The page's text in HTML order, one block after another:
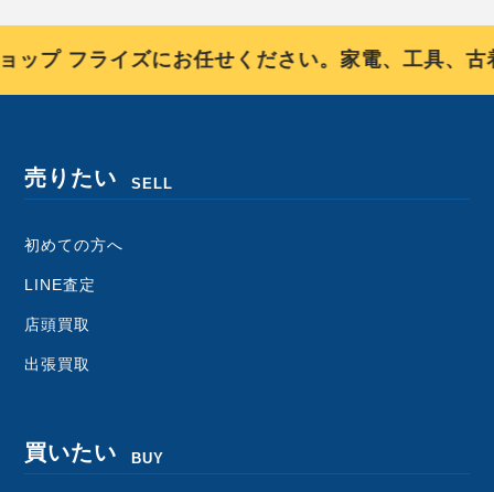
フライズにお任せください。家電、工具、古
売りたい SELL
初めての方へ
LINE査定
店頭買取
出張買取
買いたい BUY